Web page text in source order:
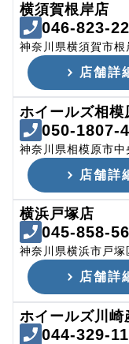
横須賀根岸店
046-823-
神奈川県横須賀市
店舗詳
ホイールズ相模
050-1807-
神奈川県相模原市
店舗詳
横浜戸塚店
045-858-
神奈川県横浜市戸塚
店舗詳
ホイールズ川崎
044-329-